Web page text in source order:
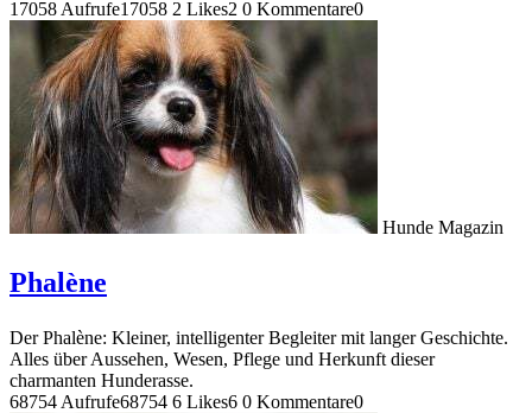
17058 Aufrufe17058 2 Likes2 0 Kommentare0
Hunde Magazin
Phalène
Der Phalène: Kleiner, intelligenter Begleiter mit langer Geschichte.
Alles über Aussehen, Wesen, Pflege und Herkunft dieser
charmanten Hunderasse.
68754 Aufrufe68754 6 Likes6 0 Kommentare0